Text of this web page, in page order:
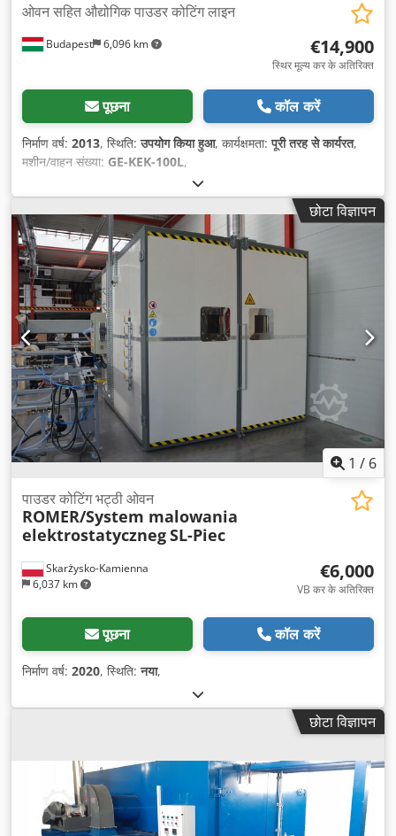
Budapest 6,096 km
ओवन सहित औद्योगिक पाउडर कोटिंग लाइन
€14,900
स्थिर मूल्य कर के अतिरिक्त
पूछना कॉल करें
निर्माण वर्ष: 2013, स्थिति:उपयोग किया हुआ, कार्यक्षमता:पूरी तरह से कार्यरत,
मशीन/वाहन संख्या: GE-KEK-100L,
छोटा विज्ञापन
1 / 6
Skarżysko-Kamienna
6,037 km
पाउडर कोटिंग भट्ठी ओवन
ROMER/System malowania
elektrostatycznegSL-Piec
€6,000
VB कर के अतिरिक्त
पूछना कॉल करें
निर्माण वर्ष: 2020, स्थिति:नया,
छोटा विज्ञापन